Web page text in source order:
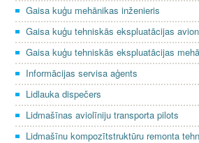
Gaisa kuģu mehānikas inženieris
Gaisa kuģu tehniskās ekspluatācijas
Gaisa kuģu tehniskās ekspluatācijas
Informācijas servisa aģents
Lidlauka dispečers
Lidmašīnas aviolīniju transporta pilots
Lidmašīnu kompozītstruktūru remonta